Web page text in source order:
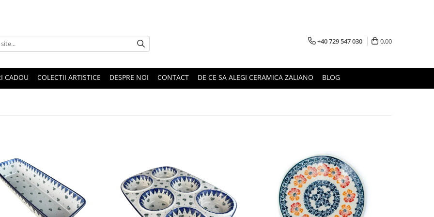
+40 729 547 030 0,00
CADOU COLECTII ARTISTICE DESPRE NOI CONTACT DE CE SA ALEGI CERAMICA ZALIANO BLOG